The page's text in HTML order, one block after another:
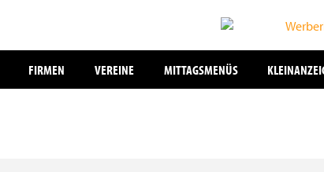
FIRMEN VEREINE MITTAGSMENÜS